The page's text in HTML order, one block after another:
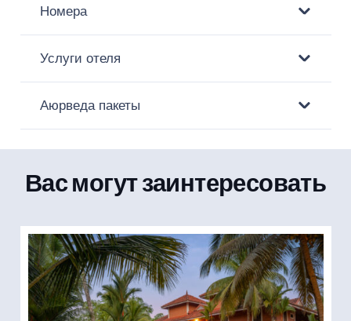
Номера
Услуги отеля
Аюрведа пакеты
Вас могут заинтересовать